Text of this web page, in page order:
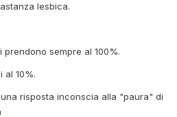
lesbica.
sempre al 100%.
10%.
risposta inconscia alla "paura" di